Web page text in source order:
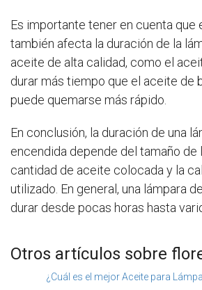
Es importante tener en cuenta que
también afecta la duración de la
aceite de alta calidad, como el
durar más tiempo que el aceite de
puede quemarse más rápido.
En conclusión, la duración de una
encendida depende del tamaño de
cantidad de aceite colocada y la
utilizado. En general, una lámpara
durar desde pocas horas hasta
Otros artículos sobre
¿Cuál es el mejor Aceite para